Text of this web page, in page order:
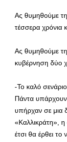
Ας θυμηθούμε
τέσσερα χρόνια
Ας θυμηθούμε
κυβέρνηση δύο
-Το καλό
Πάντα
υπήρχαν σε μια
«Καλλικράτη», η
έτσι θα έρθει το